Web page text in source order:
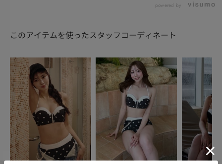
powered by
このアイテムを使ったスタッフコーディネート